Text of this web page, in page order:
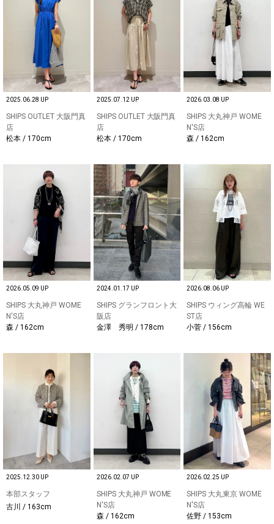
2025.06.28 UP
SHIPS OUTLET 大阪門真
店
松本 / 170cm
2025.07.12 UP
SHIPS OUTLET 大阪門真
店
松本 / 170cm
2026.03.08 UP
SHIPS 大丸神戸 WOME
N'S店
森 / 162cm
2026.05.09 UP
SHIPS 大丸神戸 WOME
N'S店
森 / 162cm
2024.01.17 UP
SHIPS グランフロント大
阪店
金澤 秀明 / 178cm
2026.08.06 UP
SHIPS ウィング高輪 WE
ST店
小菅 / 156cm
2025.12.30 UP
本部スタッフ
古川 / 163cm
2026.02.07 UP
SHIPS 大丸神戸 WOME
N'S店
森 / 162cm
2026.02.25 UP
SHIPS 大丸東京 WOME
N'S店
佐野 / 153cm